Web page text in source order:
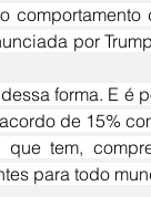
por
de 15%
para todo